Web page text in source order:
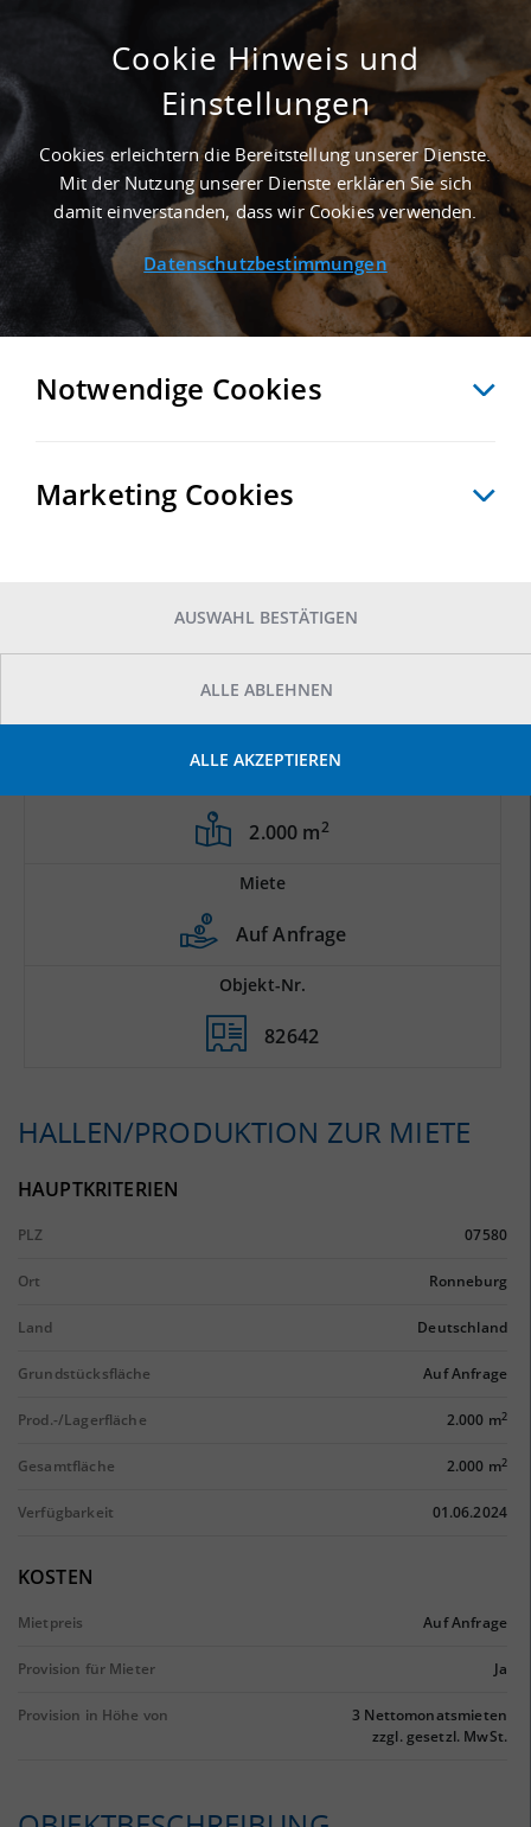
2.000 M² PRODUKTIONSHALLE IN
RONNEBURG NAHE
GÜTERVERKEHRSZENTRUM TERMINAL
GLAUCHAU (HOF, SONNEBERG, PILSEN) -
LANDKREIS GREIZ
Immobiliensuche/Detailansicht
ZURÜCK MERKEN VERGLEICHEN
2.000 m2
Miete
Auf Anfrage
Objekt-Nr.
82642
HALLEN/PRODUKTION ZUR MIETE
HAUPTKRITERIEN
PLZ 07580
Ort Ronneburg
Land Deutschland
Grundstücksfläche Auf Anfrage
Prod.-/Lagerfläche 2.000 m2
Gesamtfläche 2.000 m2
Verfügbarkeit 01.06.2024
KOSTEN
Mietpreis Auf Anfrage
Provision für Mieter Ja
Provision in Höhe von
3 Nettomonatsmieten
zzgl. gesetzl. MwSt.
Cookie Hinweis und
Einstellungen
Cookies erleichtern die Bereitstellung unserer Dienste.
Mit der Nutzung unserer Dienste erklären Sie sich
damit einverstanden, dass wir Cookies verwenden.
Datenschutzbestimmungen
Notwendige Cookies
Marketing Cookies
AUSWAHL BESTÄTIGEN
ALLE ABLEHNEN
ALLE AKZEPTIEREN